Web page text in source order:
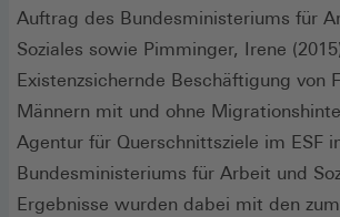
Auftrag des Bundesministeriums für
Soziales sowie Pimminger, Irene
Existenzsichernde Beschäftigung von
Männern mit und ohne
Agentur für Querschnittsziele im ESF
Bundesministeriums für Arbeit und
Ergebnisse wurden dabei mit den